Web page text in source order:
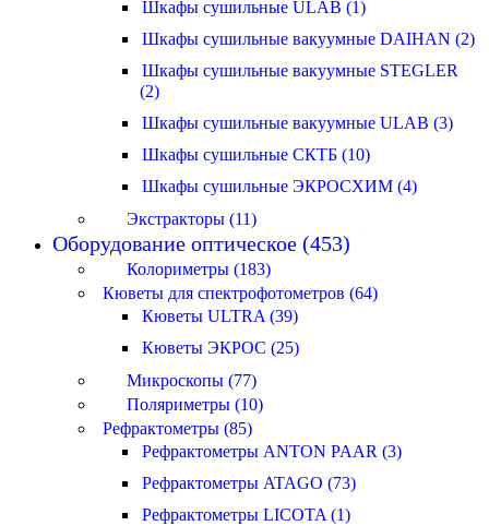
Шкафы сушильные ULAB (1)
Шкафы сушильные вакуумные DAIHAN (2)
Шкафы сушильные вакуумные STEGLER
(2)
Шкафы сушильные вакуумные ULAB (3)
Шкафы сушильные СКТБ (10)
Шкафы сушильные ЭКРОСХИМ (4)
Экстракторы (11)
Оборудование оптическое (453)
Колориметры (183)
Кюветы для спектрофотометров (64)
Кюветы ULTRA (39)
Кюветы ЭКРОС (25)
Микроскопы (77)
Поляриметры (10)
Рефрактометры (85)
Рефрактометры ANTON PAAR (3)
Рефрактометры ATAGO (73)
Рефрактометры LICOTA (1)